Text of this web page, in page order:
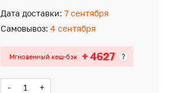
Дата доставки: 7 сентября
Самовывоз: 4 сентября
Мгновенный кеш-бэк + 4627 ?
- +